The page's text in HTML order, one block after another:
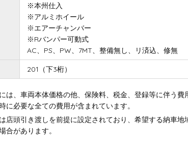
※本州仕入
※アルミホイール
※エアーチャンバー
※Rバンパー可動式
AC、PS、PW、7MT、整備無し、リ済込、修無
201（下3桁）
は、車両本体価格の他、保険料、税金、登録等に伴う費
に必要な全ての費用が含まれています。
店頭引き渡しを前提に設定されており、希望する納車
合があります。